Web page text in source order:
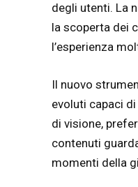
degli utenti. La
la scoperta dei
l’esperienza
Il nuovo
evoluti capaci
di visione,
contenuti
momenti della